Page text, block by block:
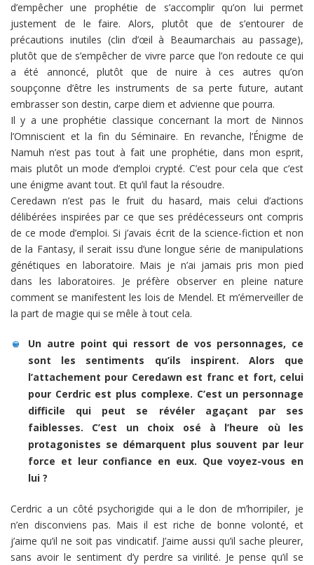
d’empêcher une prophétie de s’accomplir qu’on lui permet
justement de le faire. Alors, plutôt que de s’entourer de
précautions inutiles (clin d’œil à Beaumarchais au passage),
plutôt que de s’empêcher de vivre parce que l’on redoute ce qui
a été annoncé, plutôt que de nuire à ces autres qu’on
soupçonne d’être les instruments de sa perte future, autant
embrasser son destin, carpe diem et advienne que pourra.
Il y a une prophétie classique concernant la mort de Ninnos
l’Omniscient et la fin du Séminaire. En revanche, l’Énigme de
Namuh n’est pas tout à fait une prophétie, dans mon esprit,
mais plutôt un mode d’emploi crypté. C’est pour cela que c’est
une énigme avant tout. Et qu’il faut la résoudre.
Ceredawn n’est pas le fruit du hasard, mais celui d’actions
délibérées inspirées par ce que ses prédécesseurs ont compris
de ce mode d’emploi. Si j’avais écrit de la science-fiction et non
de la Fantasy, il serait issu d’une longue série de manipulations
génétiques en laboratoire. Mais je n’ai jamais pris mon pied
dans les laboratoires. Je préfère observer en pleine nature
comment se manifestent les lois de Mendel. Et m’émerveiller de
la part de magie qui se mêle à tout cela.
Un autre point qui ressort de vos personnages, ce
sont les sentiments qu’ils inspirent. Alors que
l’attachement pour Ceredawn est franc et fort, celui
pour Cerdric est plus complexe. C’est un personnage
difficile qui peut se révéler agaçant par ses
faiblesses. C’est un choix osé à l’heure où les
protagonistes se démarquent plus souvent par leur
force et leur confiance en eux. Que voyez-vous en
lui ?
Cerdric a un côté psychorigide qui a le don de m’horripiler, je
n’en disconviens pas. Mais il est riche de bonne volonté, et
j’aime qu’il ne soit pas vindicatif. J’aime aussi qu’il sache pleurer,
sans avoir le sentiment d’y perdre sa virilité. Je pense qu’il se